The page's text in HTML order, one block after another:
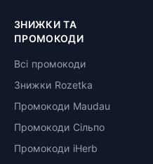
ЗНИЖКИ ТА
ПРОМОКОДИ
Всі промокоди
Знижки Rozetka
Промокоди Maudau
Промокоди Сільпо
Промокоди iHerb